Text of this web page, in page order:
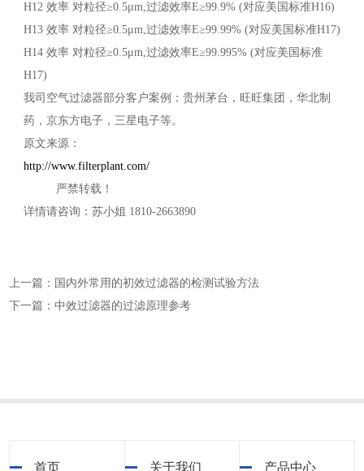
H12 效率 对粒径≥0.5μm,过滤效率E≥99.9% (对应美国标准H16)
H13 效率 对粒径≥0.5μm,过滤效率E≥99.99% (对应美国标准H17)
H14 效率 对粒径≥0.5μm,过滤效率E≥99.995% (对应美国标准
H17)
我司空气过滤器部分客户案例：贵州茅台，旺旺集团，华北制
药，京东方电子，三星电子等。
原文来源：
http://www.filterplant.com/
严禁转载！
详情请咨询：苏小姐 1810-2663890
上一篇：国内外常用的初效过滤器的检测试验方法
下一篇：中效过滤器的过滤原理参考
首页 关于我们 产品中心